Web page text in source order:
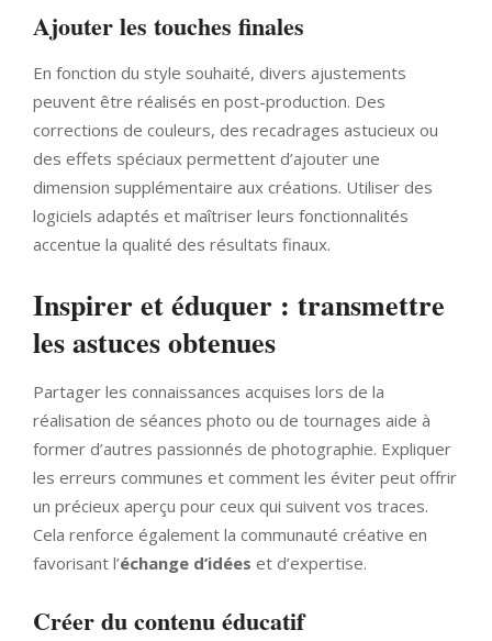
Ajouter les touches finales
En fonction du style souhaité, divers ajustements
peuvent être réalisés en post-production. Des
corrections de couleurs, des recadrages astucieux ou
des effets spéciaux permettent d’ajouter une
dimension supplémentaire aux créations. Utiliser des
logiciels adaptés et maîtriser leurs fonctionnalités
accentue la qualité des résultats finaux.
Inspirer et éduquer : transmettre
les astuces obtenues
Partager les connaissances acquises lors de la
réalisation de séances photo ou de tournages aide à
former d’autres passionnés de photographie. Expliquer
les erreurs communes et comment les éviter peut offrir
un précieux aperçu pour ceux qui suivent vos traces.
Cela renforce également la communauté créative en
favorisant l’échange d’idées et d’expertise.
Créer du contenu éducatif